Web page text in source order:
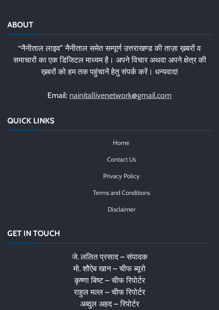
ABOUT
“नैनीताल लाइव” नैनीताल समेत सम्पूर्ण उत्तराखण्ड की ताज़ा ख़बरों व
समाचारों का एक डिजिटल माध्यम है। अपने विचार अथवा अपने क्षेत्र की
ख़बरों को हम तक पहुंचानें हेतु संपर्क करें। धन्यवाद!
Email: nainitallivenetwork@gmail.com
QUICK LINKS
Home
Contact Us
Privacy Policy
Terms and Conditions
Disclaimer
GET IN TOUCH
जे. ललित प्रसाद – संपादक
मो. शौऐब खान – चीफ ब्यूरो
कृष्णा बिष्ट – चीफ रिपोर्टर
राहुल मल्ल – चीफ रिपोर्टर
अब्दुल अहद – रिपोर्टर